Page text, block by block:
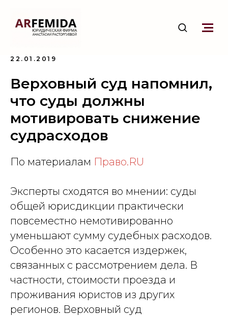
22.01.2019
Верховный суд напомнил,
что суды должны
мотивировать снижение
судрасходов
По материалам Право.RU
Эксперты сходятся во мнении: суды
общей юрисдикции практически
повсеместно немотивированно
уменьшают сумму судебных расходов.
Особенно это касается издержек,
связанных с рассмотрением дела. В
частности, стоимости проезда и
проживания юристов из других
регионов. Верховный суд